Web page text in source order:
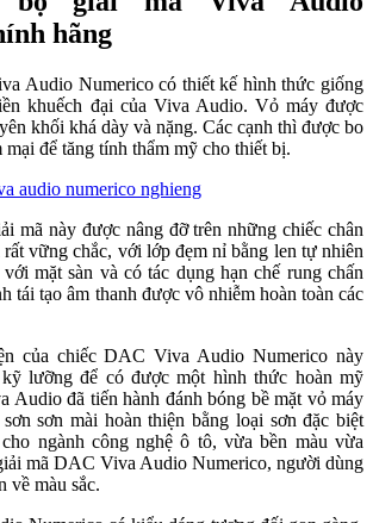
hãng
Audio Numerico có thiết kế hình thức giống
khuếch đại của Viva Audio. Vỏ máy được
khối khá dày và nặng. Các cạnh thì được bo
mại để tăng tính thẩm mỹ cho thiết bị.
mã này được nâng đỡ trên những chiếc chân
vững chắc, với lớp đẹm nỉ bằng len tự nhiên
mặt sàn và có tác dụng hạn chế rung chấn
tái tạo âm thanh được vô nhiễm hoàn toàn các
của chiếc DAC Viva Audio Numerico này
lưỡng để có được một hình thức hoàn mỹ
Audio đã tiến hành đánh bóng bề mặt vỏ máy
sơn mài hoàn thiện bằng loại sơn đặc biệt
ngành công nghệ ô tô, vừa bền màu vừa
mã DAC Viva Audio Numerico, người dùng
về màu sắc.